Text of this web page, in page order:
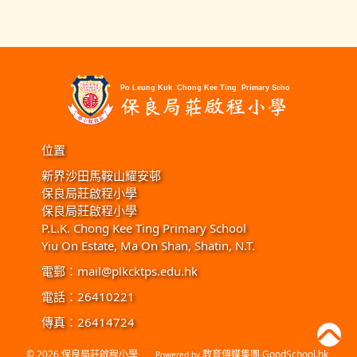
位置
新界沙田馬鞍山耀安邨
保良局莊啟程小學
保良局莊啟程小學
P.L.K. Chong Kee Ting Primary School
Yiu On Estate, Ma On Shan, Shatin, N.T.
電郵： mail@plkcktps.edu.hk
電話：26410221
傳真：26414724
© 2026保良局莊啟程小學 Powered by 教育傳媒集團‧GoodSchool.hk.